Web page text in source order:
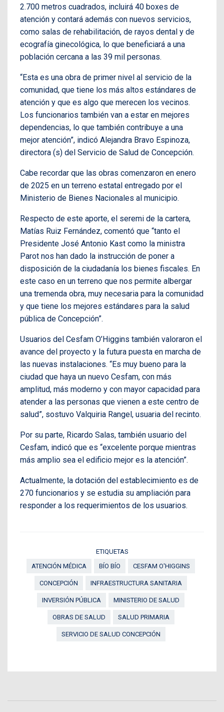
2.700 metros cuadrados, incluirá 40 boxes de
atención y contará además con nuevos servicios,
como salas de rehabilitación, de rayos dental y de
ecografía ginecológica, lo que beneficiará a una
población cercana a las 39 mil personas.
“Esta es una obra de primer nivel al servicio de la
comunidad, que tiene los más altos estándares de
atención y que es algo que merecen los vecinos.
Los funcionarios también van a estar en mejores
dependencias, lo que también contribuye a una
mejor atención”, indicó Alejandra Bravo Espinoza,
directora (s) del Servicio de Salud de Concepción.
Cabe recordar que las obras comenzaron en enero
de 2025 en un terreno estatal entregado por el
Ministerio de Bienes Nacionales al municipio.
Respecto de este aporte, el seremi de la cartera,
Matías Ruiz Fernández, comentó que “tanto el
Presidente José Antonio Kast como la ministra
Parot nos han dado la instrucción de poner a
disposición de la ciudadanía los bienes fiscales. En
este caso en un terreno que nos permite albergar
una tremenda obra, muy necesaria para la comunidad
y que tiene los mejores estándares para la salud
pública de Concepción”.
Usuarios del Cesfam O’Higgins también valoraron el
avance del proyecto y la futura puesta en marcha de
las nuevas instalaciones. “Es muy bueno para la
ciudad que haya un nuevo Cesfam, con más
amplitud, más moderno y con mayor capacidad para
atender a las personas que vienen a este centro de
salud”, sostuvo Valquiria Rangel, usuaria del recinto.
Por su parte, Ricardo Salas, también usuario del
Cesfam, indicó que es “excelente porque mientras
más amplio sea el edificio mejor es la atención”.
Actualmente, la dotación del establecimiento es de
270 funcionarios y se estudia su ampliación para
responder a los requerimientos de los usuarios.
ETIQUETAS
ATENCIÓN MÉDICA
BÍO BÍO CESFAM O'HIGGINS
CONCEPCIÓN INFRAESTRUCTURA SANITARIA
INVERSIÓN PÚBLICA MINISTERIO DE SALUD
OBRAS DE SALUD SALUD PRIMARIA
SERVICIO DE SALUD CONCEPCIÓN